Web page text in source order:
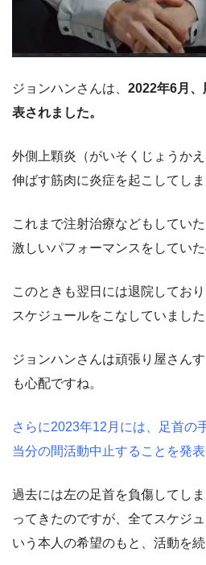
ジョンハンさんは、 2022年6月
表されました。
外側上顆炎（がいそくじょうか
伸ばす筋肉に炎症を起こしてしま
これまで注射治療などもしてい
激しいパフォーマンスをしていた
このときも翌日には退院してお
スケジュールをこなしていました
ジョンハンさんは頑張り屋さん
も心配ですね。
さらに2023年12月には、足首の
当分の間活動中止することを発表
過去には左の足首を負傷してし
ってきたのですが、全てスケジ
いう本人の希望のもと、活動を続